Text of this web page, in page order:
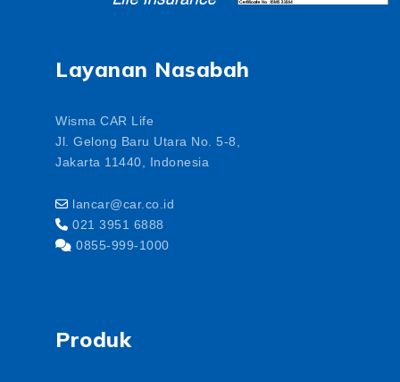
Layanan Nasabah
Wisma CAR Life
Jl. Gelong Baru Utara No. 5-8,
Jakarta 11440, Indonesia
lancar@car.co.id
021 3951 6888
0855-999-1000
Produk